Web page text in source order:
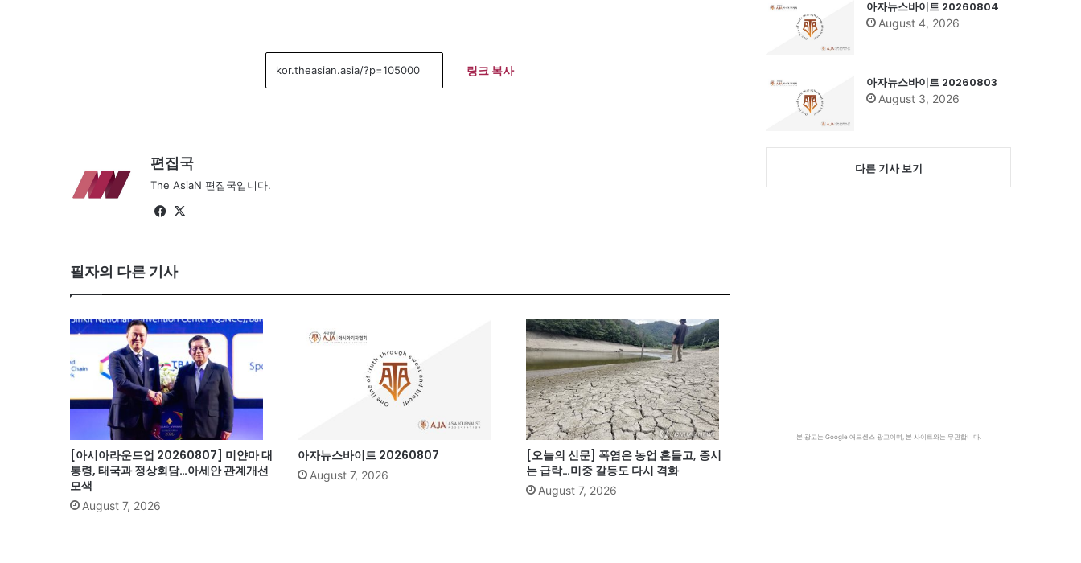
링크 복사
편집국
The AsiaN 편집국입니다.
Fa
ok
필자의 다른 기사
[아시아라운드업 20260807] 미얀마 대
통령, 태국과 정상회담…아세안 관계개선
모색
August 7, 2026
아자뉴스바이트 20260807
August 7, 2026
[오늘의 신문] 폭염은 농업 흔들고, 증시
는 급락…미중 갈등도 다시 격화
August 7, 2026
아자뉴스바이트 20260804
August 4, 2026
아자뉴스바이트 20260803
August 3, 2026
다른 기사 보기
본 광고는 Google 애드센스 광고이며, 본 사이트와는 무관합니다.